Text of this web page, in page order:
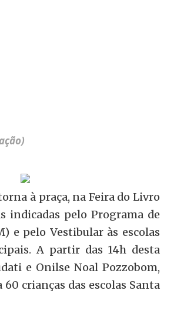
à praça, na Feira do Livro
indicadas pelo Programa de
e pelo Vestibular às escolas
A partir das 14h desta
e Onilse Noal Pozzobom,
crianças das escolas Santa